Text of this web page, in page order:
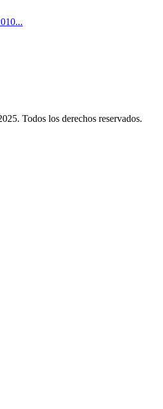
Todos los derechos reservados.